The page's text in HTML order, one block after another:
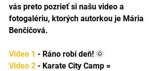
vás preto pozrieť si našu video a
fotogalériu, ktorých autorkou je Mária
Benčičová.
Video 1 - Ráno robí deň! 🌞
Video 2 - Karate City Camp =